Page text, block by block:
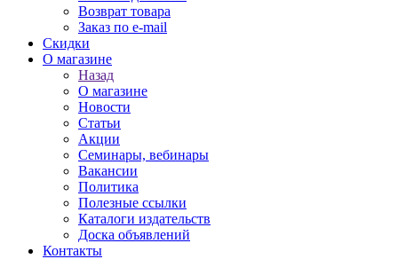
Возврат товара
Заказ по e-mail
Скидки
О магазине
Назад
О магазине
Новости
Статьи
Акции
Семинары, вебинары
Вакансии
Политика
Полезные ссылки
Каталоги издательств
Доска объявлений
Контакты